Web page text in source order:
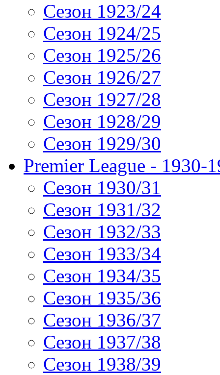
Сезон 1923/24
Сезон 1924/25
Сезон 1925/26
Сезон 1926/27
Сезон 1927/28
Сезон 1928/29
Сезон 1929/30
Premier League - 1930-
Сезон 1930/31
Сезон 1931/32
Сезон 1932/33
Сезон 1933/34
Сезон 1934/35
Сезон 1935/36
Сезон 1936/37
Сезон 1937/38
Сезон 1938/39